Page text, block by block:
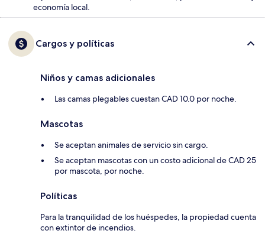
economía local.
Cargos y políticas
Niños y camas adicionales
Las camas plegables cuestan CAD 10.0 por noche.
Mascotas
Se aceptan animales de servicio sin cargo.
Se aceptan mascotas con un costo adicional de CAD 25
por mascota, por noche.
Políticas
Para la tranquilidad de los huéspedes, la propiedad cuenta
con extintor de incendios.